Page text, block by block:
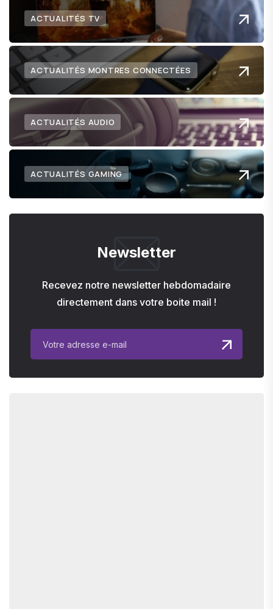
ACTUALITÉS TV
ACTUALITÉS MONTRES CONNECTÉES
ACTUALITÉS AUDIO
ACTUALITÉS GAMING
Newsletter
Recevez notre newsletter hebdomadaire
directement dans votre boite mail !